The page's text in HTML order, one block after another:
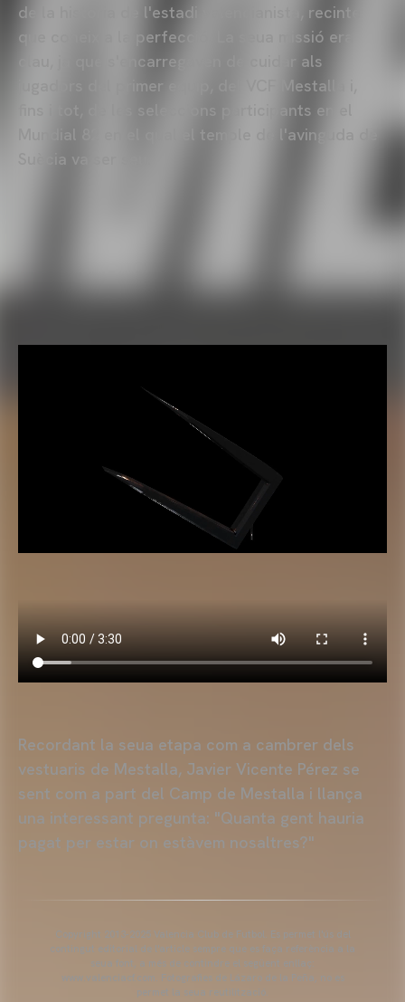
de la història de l'estadi valencianista, recinte
que coneix a la perfecció. La seua missió era
clau, ja que s'encarregaven de cuidar als
jugadors del primer equip, del VCF Mestalla i,
fins i tot, de les seleccions participants en el
Mundial 82 en el qual el temple de l'avinguda de
Suècia va ser seu.
Recordant la seua etapa com a cambrer dels
vestuaris de Mestalla, Javier Vicente Pérez se
sent com a part del Camp de Mestalla i llança
una interessant pregunta: "Quanta gent hauria
pagat per estar on estàvem nosaltres?"
Copyright 2013-2025 Valencia Club de Futbol. Es permet l'ús del
contingut editorial de l'article sempre que es faça referència a la
seua font, a més de contindre el següent enllaç:
www.valenciacf.com. Fotografies de Lázaro de la Peña, no es
permet la seua reutilització.